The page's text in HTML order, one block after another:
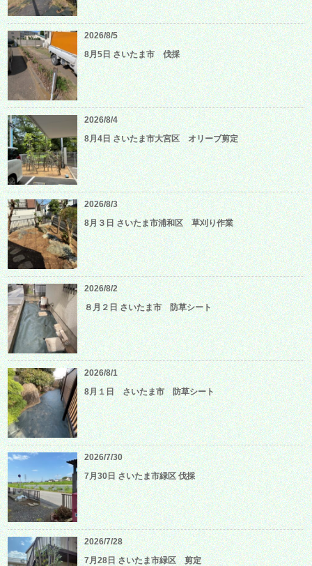
2026/8/5
8月5日 さいたま市 伐採
2026/8/4
8月4日 さいたま市大宮区 オリーブ剪定
2026/8/3
8月３日 さいたま市浦和区 草刈り作業
2026/8/2
８月２日 さいたま市 防草シート
2026/8/1
8月１日 さいたま市 防草シート
2026/7/30
7月30日 さいたま市緑区 伐採
2026/7/28
7月28日 さいたま市緑区 剪定